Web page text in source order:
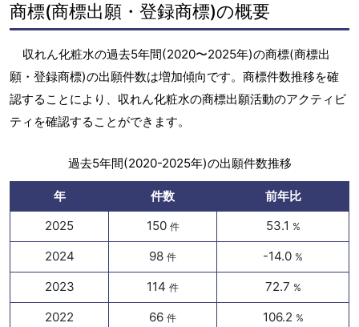
商標(商標出願・登録商標)の概要
収れん化粧水の過去5年間(2020〜2025年)の商標(商標出
願・登録商標)の出願件数は増加傾向です。商標件数推移を確
認することにより、収れん化粧水の商標出願活動のアクティビ
ティを確認することができます。
過去5年間(2020-2025年)の出願件数推移
年 件数
前年比
2025
150 件 53.1 %
2024 98 件 -14.0 %
2023 114 件 72.7 %
2022 66 件 106.2 %